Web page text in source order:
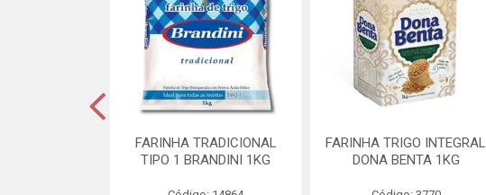
FARINHA TRADICIONAL
TIPO 1 BRANDINI 1KG
FARINHA TRIGO INTEGRAL
DONA BENTA 1KG